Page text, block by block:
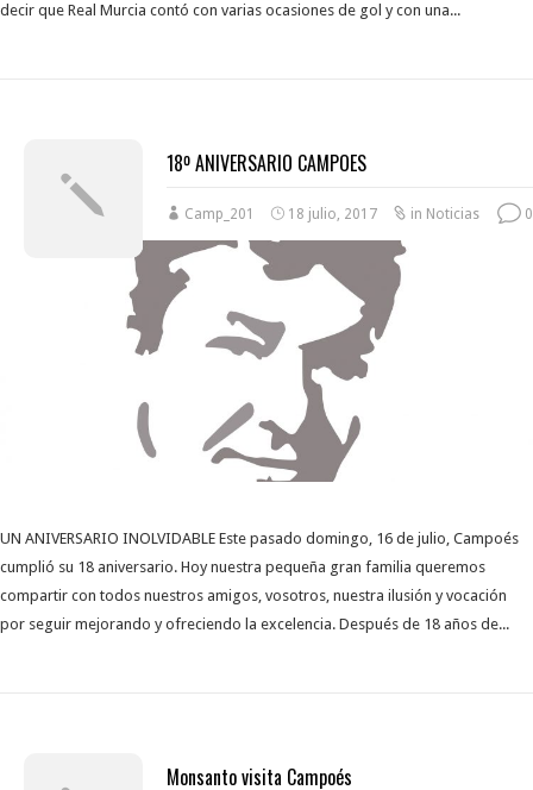
decir que Real Murcia contó con varias ocasiones de gol y con una...
18º ANIVERSARIO CAMPOES
Camp_201 18 julio, 2017 in Noticias 0
UN ANIVERSARIO INOLVIDABLE Este pasado domingo, 16 de julio, Campoés
cumplió su 18 aniversario. Hoy nuestra pequeña gran familia queremos
compartir con todos nuestros amigos, vosotros, nuestra ilusión y vocación
por seguir mejorando y ofreciendo la excelencia. Después de 18 años de...
Monsanto visita Campoés